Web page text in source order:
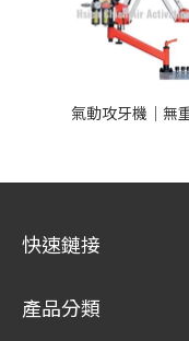
快速鏈接
產品分類